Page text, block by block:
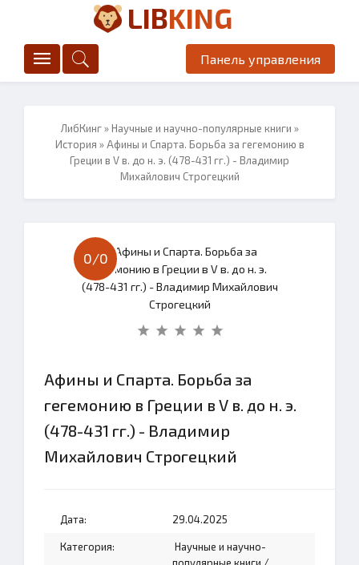
LIBKING
Панель управления
ЛибКинг»Научные и научно-популярные книги »
История » Афины и Спарта. Борьба за гегемонию в
Греции в V в. до н. э. (478-431 гг.) - Владимир
Михайлович Строгецкий
0/0
Афины и Спарта. Борьба за
гегемонию в Греции в V в. до н. э.
(478-431 гг.) - Владимир
Михайлович Строгецкий
Дата: 29.04.2025
Категория:
Научные и научно-